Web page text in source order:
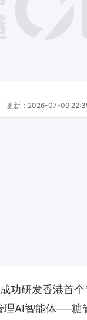
更新： 2026-07-09
功研发香港首
理AI智能体──糖